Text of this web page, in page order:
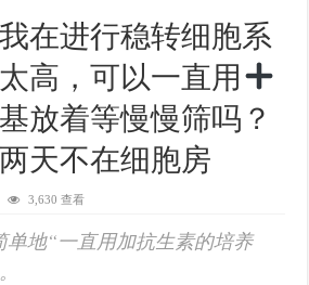
在进行稳转细胞系
高，可以一直用
放着等慢慢筛吗？
天不在细胞房
3,630 查看
单地“一直用加抗生素的培养